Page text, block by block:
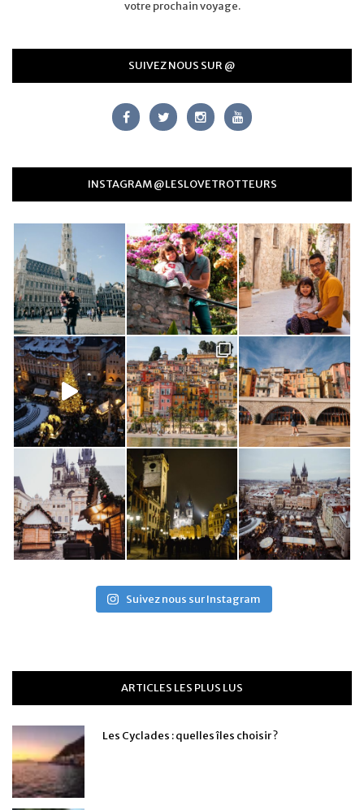
votre prochain voyage.
SUIVEZ NOUS SUR @
INSTAGRAM @LESLOVETROTTEURS
Suivez nous sur Instagram
ARTICLES LES PLUS LUS
Les Cyclades : quelles îles choisir ?